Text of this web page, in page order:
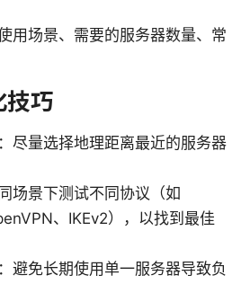
用场景、需要的服务器数量、常
技巧
尽量选择地理距离最近的服务器
场景下测试不同协议（如
、IKEv2），以找到最佳
避免长期使用单一服务器导致负